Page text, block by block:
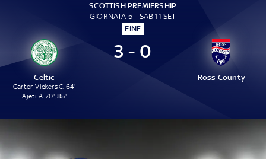
SCOTTISH PREMIERSHIP
GIORNATA 5 - SAB 11 SET
FINE
Celtic
Carter-Vickers C. 64'
Ajeti A. 70', 85'
3 - 0
Ross County